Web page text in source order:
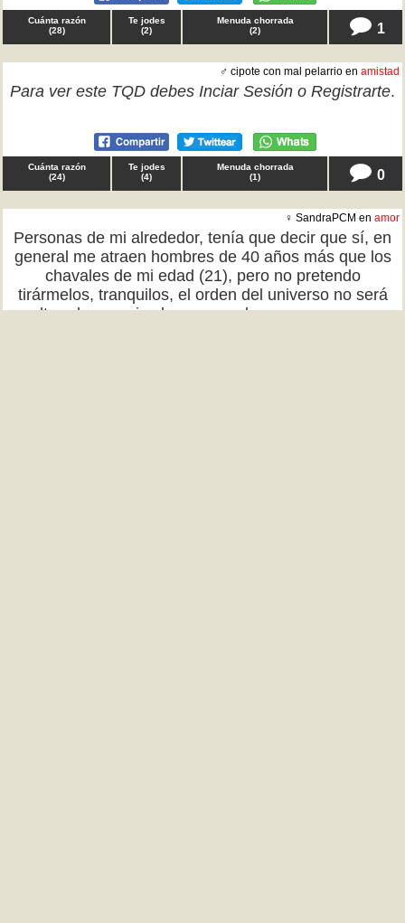
Cuánta razón
(28)
Te jodes
(2)
Menuda chorrada
(2) 1
♂ cipote con mal pelarrio en amistad
Para ver este TQD debes Inciar Sesión o Registrarte.
Cuánta razón
(24)
Te jodes
(4)
Menuda chorrada
(1) 0
♀ SandraPCM en amor
Personas de mi alrededor, tenía que decir que sí, en
general me atraen hombres de 40 años más que los
chavales de mi edad (21), pero no pretendo
tirármelos, tranquilos, el orden del universo no será
alterado por mi culpa, que es lo que parece que